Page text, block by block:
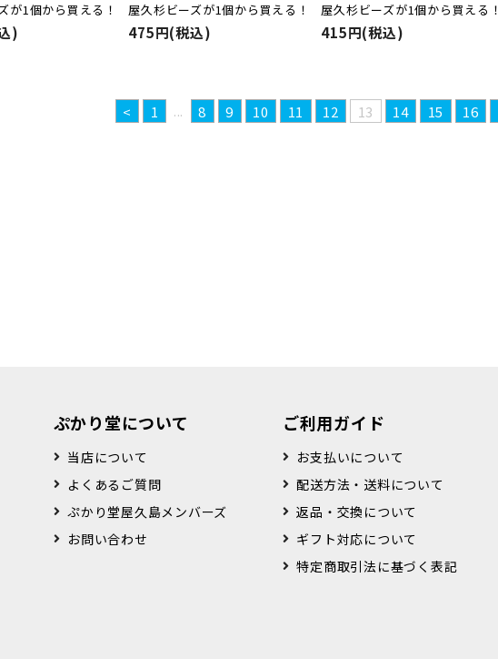
が1個から買える！
)
屋久杉ビーズが1個から買える！
475円(税込)
屋久杉ビーズが1個から買える！
415円(税込)
< 1 ... 8 9 10 11 12 13 14 15 16
ぷかり堂について
当店について
よくあるご質問
ぷかり堂屋久島メンバーズ
お問い合わせ
ご利用ガイド
お支払いについて
配送方法・送料について
返品・交換について
ギフト対応について
特定商取引法に基づく表記